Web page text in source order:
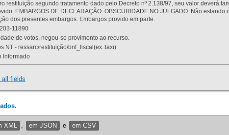
restituição segundo tratamento dado pelo Decreto nº 2.138/97, seu valor deverá
EMBARGOS DE DECLARAÇÃO. OBSCURIDADE NO JULGADO. Não
dos presentes embargos. Embargos provido em parte.
203-11890
de votos, negou-se provimento ao recurso.
NT - ressarc/restituição/bnf_fiscal(ex.:taxi)
Informado
all fields
XML em JSON e em CSV